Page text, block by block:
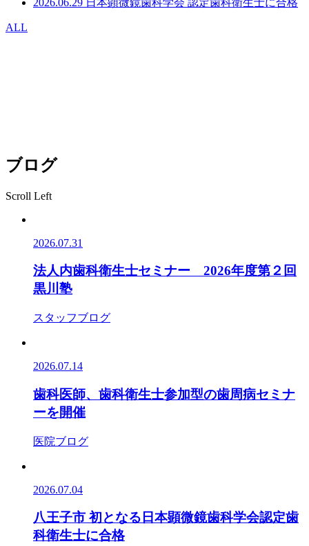
ALL
ブログ
Scroll Left
2026.07.31
法人内歯科衛生士セミナー 2026年度第２回
黒川塾
スタッフブログ
2026.07.14
歯科医師、歯科衛生士参加型の歯周病セミナ
ーを開催
医院ブログ
2026.07.04
八王子市 初となる日本顕微鏡歯科学会認定歯
科衛生士に合格